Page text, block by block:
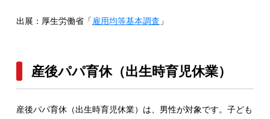
出展：厚生労働省「 雇用均等基本調査 」
産後パパ育休（出生時育児休業）
産後パパ育休（出生時育児休業）は、男性が対象です。子ども